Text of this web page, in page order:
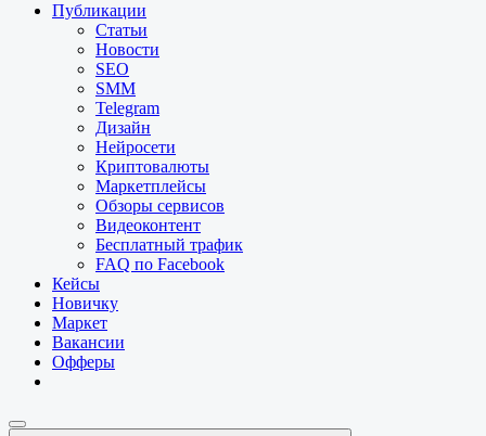
Публикации
Статьи
Новости
SEO
SMM
Telegram
Дизайн
Нейросети
Криптовалюты
Маркетплейсы
Обзоры сервисов
Видеоконтент
Бесплатный трафик
FAQ по Facebook
Кейсы
Новичку
Маркет
Вакансии
Офферы